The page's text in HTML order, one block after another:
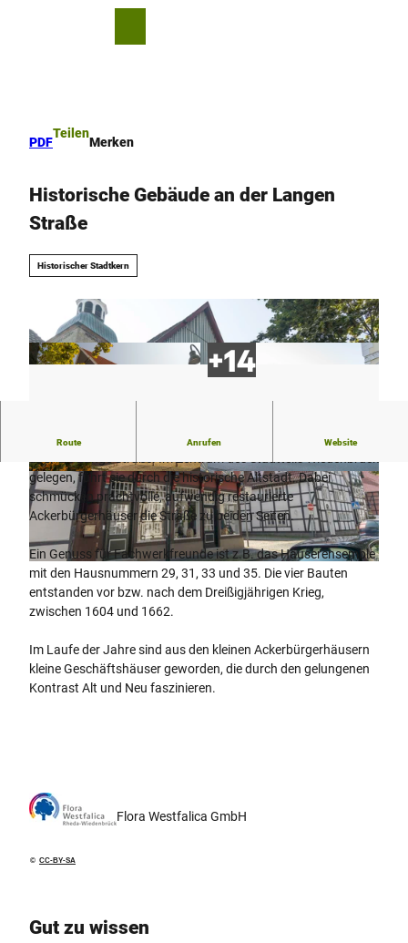
PDF
Teilen
Merken
Historische Gebäude an der Langen
Straße
Historischer Stadtkern
© Flora Westfalica GmbH, Uli Funke |CC-BY-SA
© Flora Westfalica GmbH, Uli Funke |
CC-BY-SA
© Flora Westfalica GmbH, Uli Funke |
CC-BY-SA
Route Anrufen Website
Geeignet für eine Reise in die Vergangenheit ist ein Bummel
gelegen, führt sie durch die historische Altstadt. Dabei
schmücken prachtvolle, aufwendig restaurierte
Ackerbürgerhäuser die Straße zu beiden Seiten.
Ein Genuss für Fachwerkfreunde ist z.B. das Häuserensemble
mit den Hausnummern 29, 31, 33 und 35. Die vier Bauten
entstanden vor bzw. nach dem Dreißigjährigen Krieg,
zwischen 1604 und 1662.
Im Laufe der Jahre sind aus den kleinen Ackerbürgerhäusern
kleine Geschäftshäuser geworden, die durch den gelungenen
Kontrast Alt und Neu faszinieren.
© CC-BY-SA
Flora Westfalica GmbH
Gut zu wissen